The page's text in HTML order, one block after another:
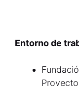
Entorno de
Proyecto